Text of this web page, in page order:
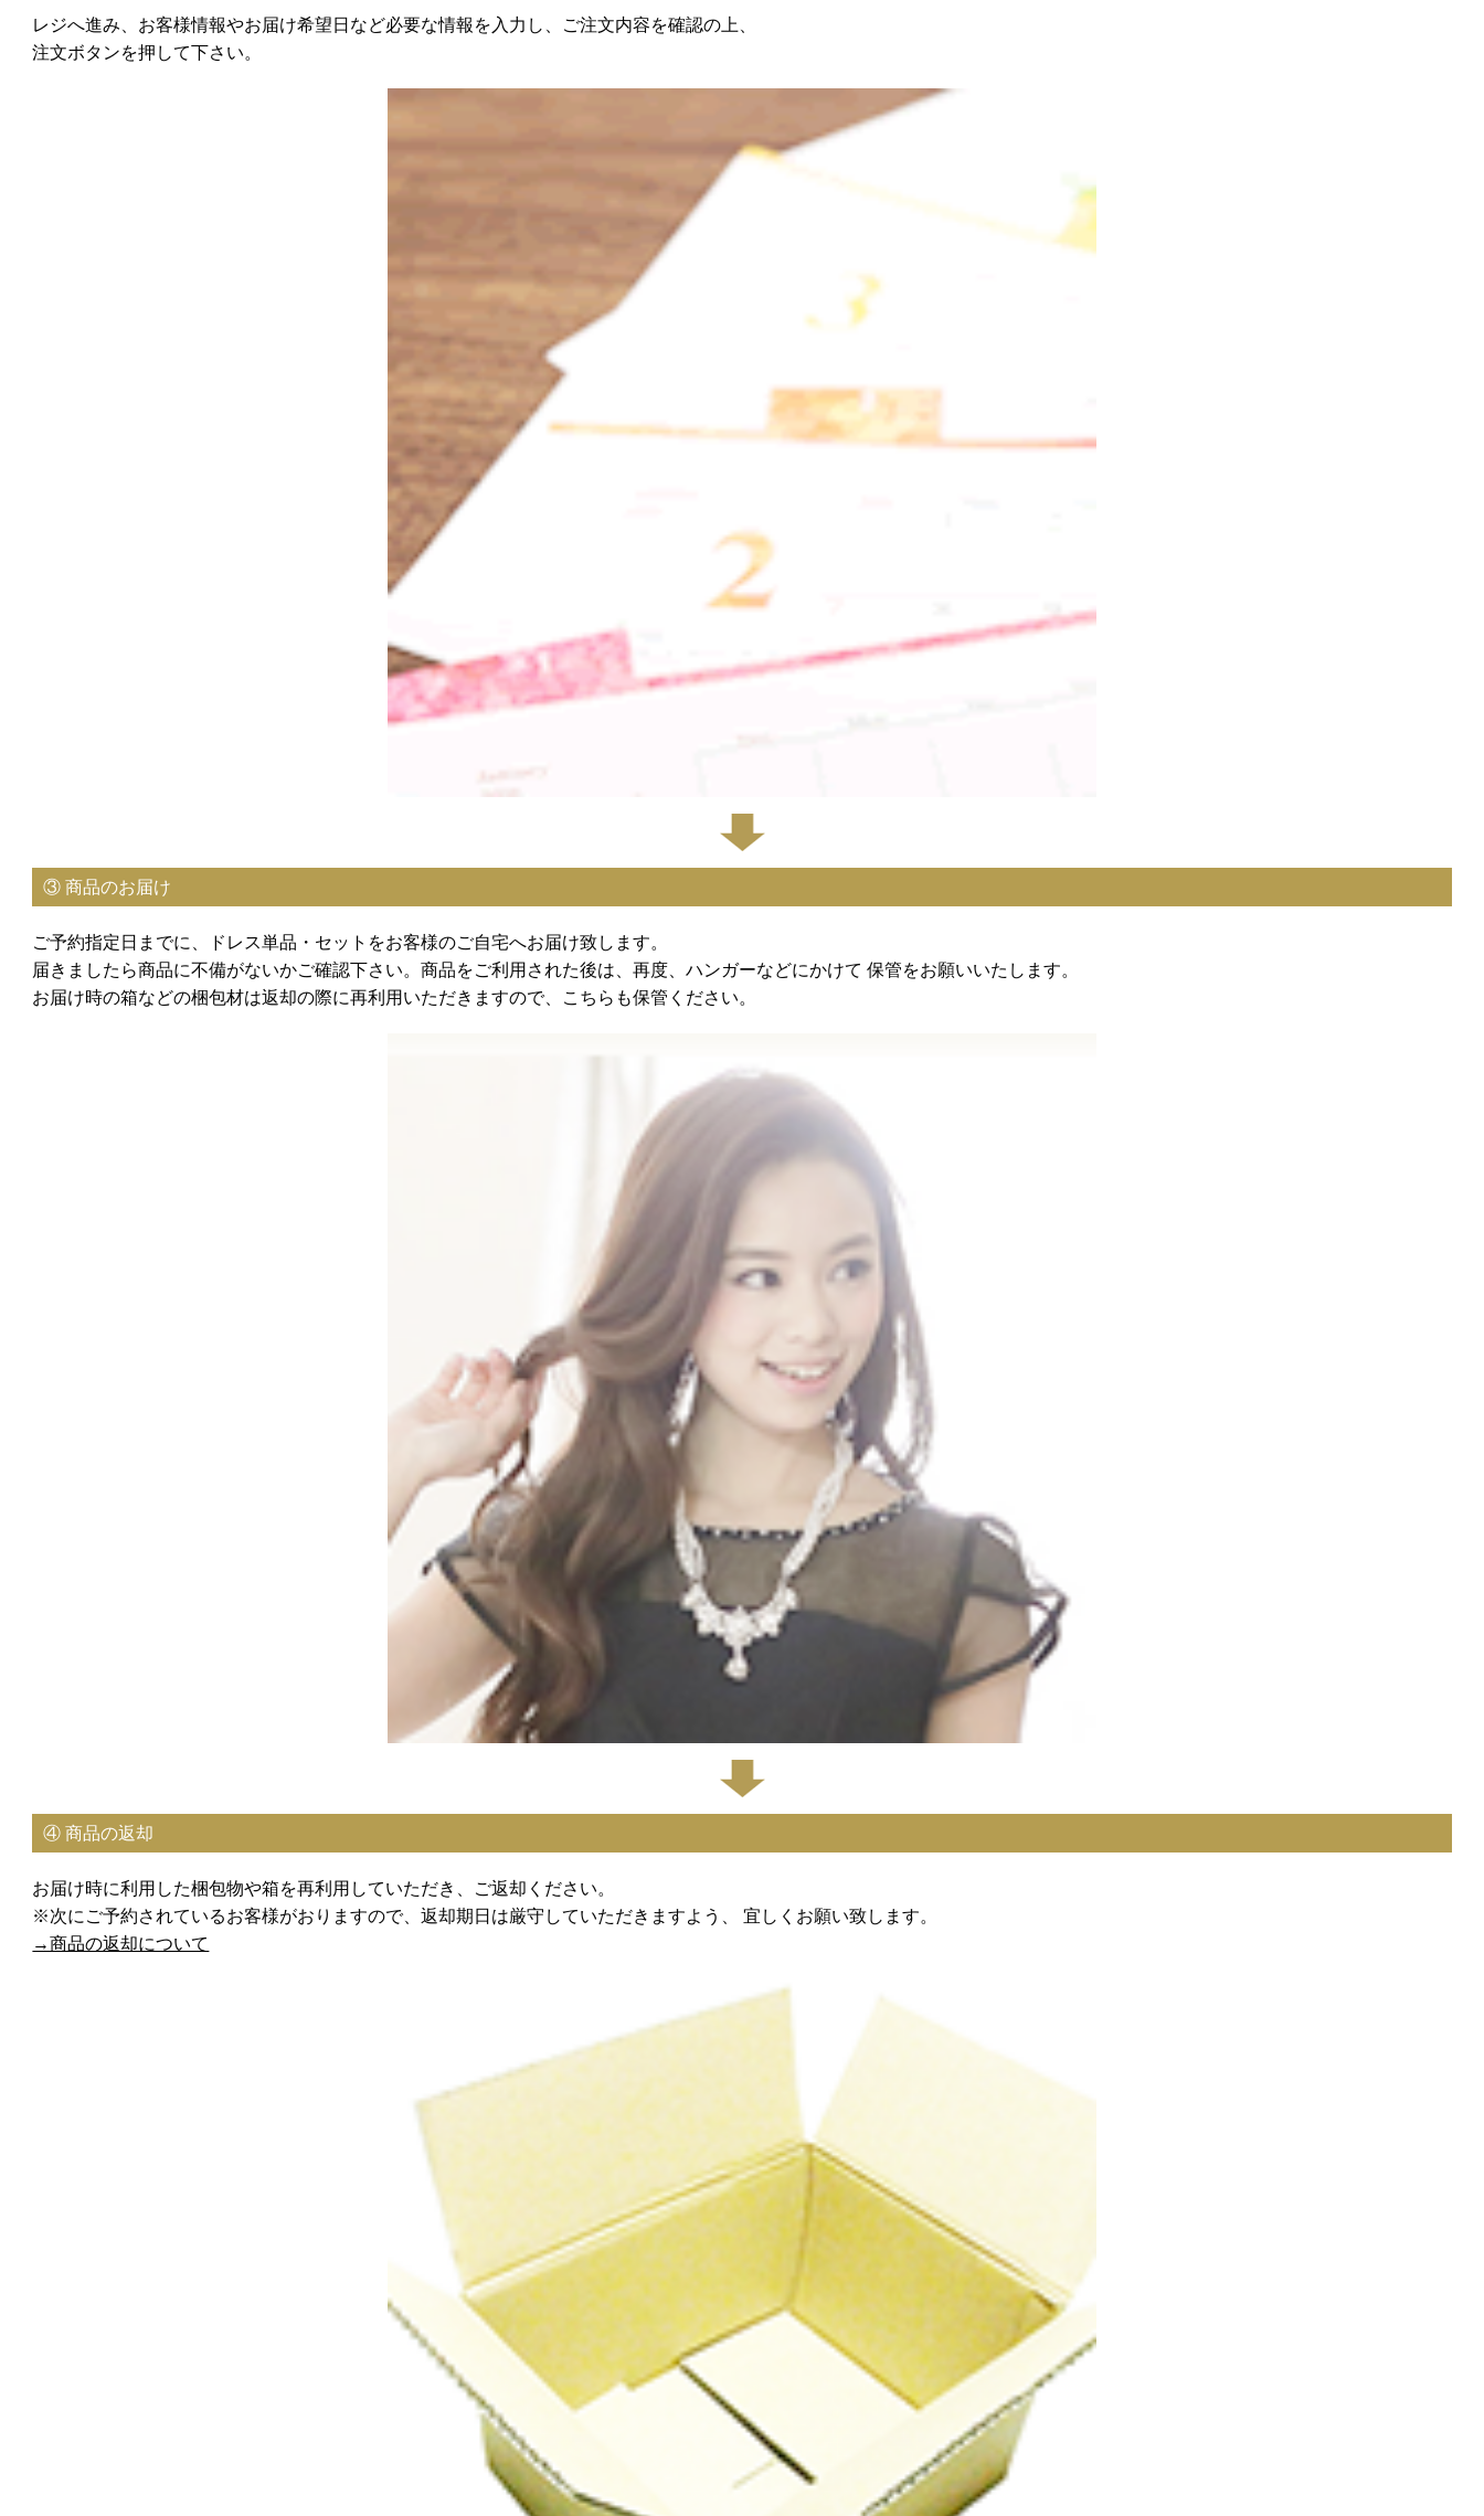
レジへ進み、お客様情報やお届け希望日など必要な情報を入力し、ご注文内容を確認の上、
注文ボタンを押して下さい。
③ 商品のお届け
ご予約指定日までに、ドレス単品・セットをお客様のご自宅へお届け致します。
届きましたら商品に不備がないかご確認下さい。商品をご利用された後は、再度、ハンガーなどにかけて 保管をお願いいたします。
お届け時の箱などの梱包材は返却の際に再利用いただきますので、こちらも保管ください。
④ 商品の返却
お届け時に利用した梱包物や箱を再利用していただき、ご返却ください。
※次にご予約されているお客様がおりますので、返却期日は厳守していただきますよう、 宜しくお願い致します。
→商品の返却について